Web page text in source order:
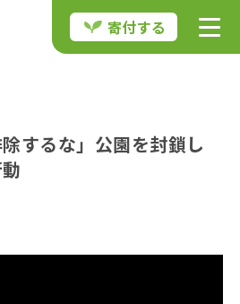
寄付する
除するな」公園を封鎖し